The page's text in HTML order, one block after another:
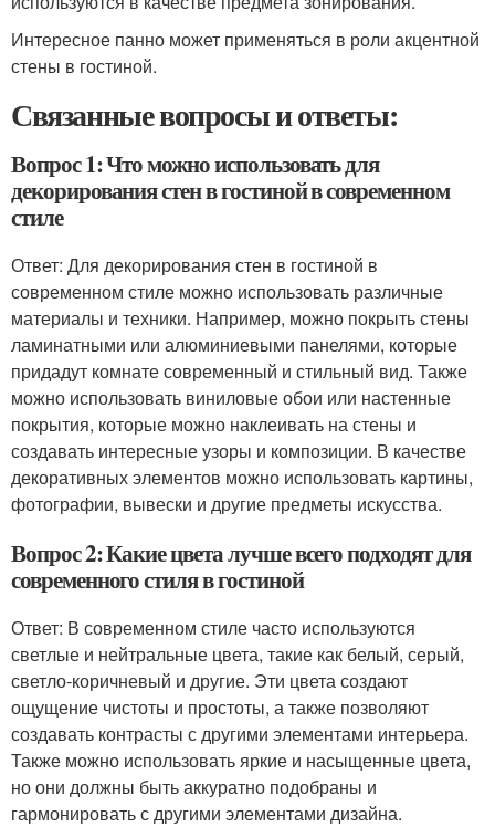
Интересное панно может применяться в роли акцентной
стены в гостиной.
Связанные вопросы и ответы:
Вопрос 1: Что можно использовать для
декорирования стен в гостиной в современном
стиле
Ответ: Для декорирования стен в гостиной в
современном стиле можно использовать различные
материалы и техники. Например, можно покрыть стены
ламинатными или алюминиевыми панелями, которые
придадут комнате современный и стильный вид. Также
можно использовать виниловые обои или настенные
покрытия, которые можно наклеивать на стены и
создавать интересные узоры и композиции. В качестве
декоративных элементов можно использовать картины,
фотографии, вывески и другие предметы искусства.
Вопрос 2: Какие цвета лучше всего подходят для
современного стиля в гостиной
Ответ: В современном стиле часто используются
светлые и нейтральные цвета, такие как белый, серый,
светло-коричневый и другие. Эти цвета создают
ощущение чистоты и простоты, а также позволяют
создавать контрасты с другими элементами интерьера.
Также можно использовать яркие и насыщенные цвета,
но они должны быть аккуратно подобраны и
гармонировать с другими элементами дизайна.